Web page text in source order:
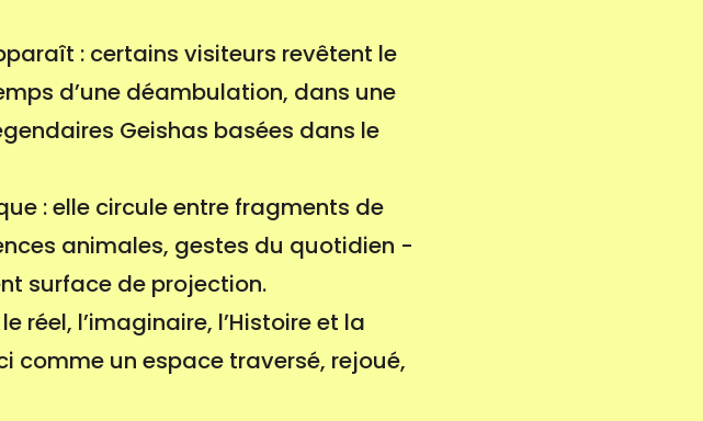
: certains visiteurs revêtent le
d’une déambulation, dans une
Geishas basées dans le
: elle circule entre fragments de
animales, gestes du quotidien -
surface de projection.
réel, l’imaginaire, l’Histoire et la
comme un espace traversé, rejoué,